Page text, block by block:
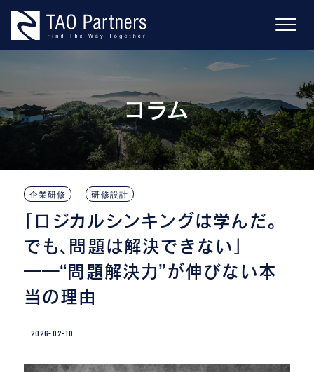
content
コラム
企業研修 研修設計
「ロジカルシンキングは学んだ。
でも、問題は解決できない」
――“問題解決力”が伸びない本
当の理由
2026-02-10